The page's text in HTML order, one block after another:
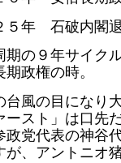
５年 石破内閣
期の９年サイク
期政権の時。
台風の目になり
ースト」は口先
政党代表の神谷
が、アントニオ